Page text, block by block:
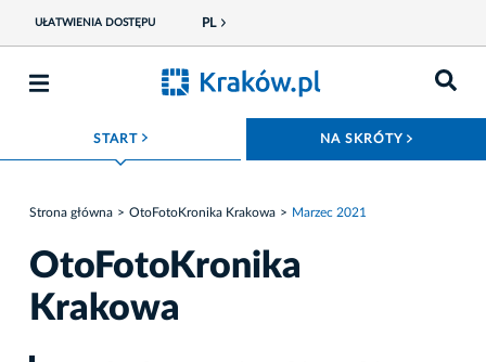
UŁATWIENIA DOSTĘPU PL
START ROZWIŃ MENU NA SKRÓTY
Strona główna OtoFotoKronika Krakowa Marzec 2021
OtoFotoKronika
Krakowa